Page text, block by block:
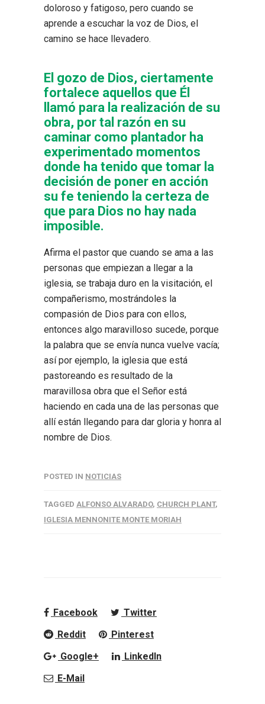
doloroso y fatigoso, pero cuando se
aprende a escuchar la voz de Dios, el
camino se hace llevadero.
El gozo de Dios, ciertamente
fortalece aquellos que Él
llamó para la realización de su
obra, por tal razón en su
caminar como plantador ha
experimentado momentos
donde ha tenido que tomar la
decisión de poner en acción
su fe teniendo la certeza de
que para Dios no hay nada
imposible.
Afirma el pastor que cuando se ama a las
personas que empiezan a llegar a la
iglesia, se trabaja duro en la visitación, el
compañerismo, mostrándoles la
compasión de Dios para con ellos,
entonces algo maravilloso sucede, porque
la palabra que se envía nunca vuelve vacía;
así por ejemplo, la iglesia que está
pastoreando es resultado de la
maravillosa obra que el Señor está
haciendo en cada una de las personas que
allí están llegando para dar gloria y honra al
nombre de Dios.
POSTED IN NOTICIAS
TAGGED ALFONSO ALVARADO, CHURCH PLANT,
IGLESIA MENNONITE MONTE MORIAH
Facebook
Twitter
Reddit
Pinterest
Google+
LinkedIn
E-Mail